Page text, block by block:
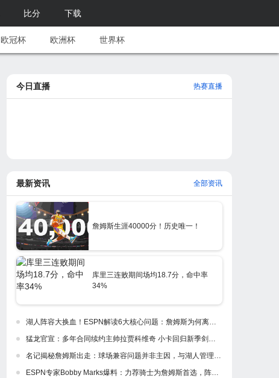
比分 下载
欧冠杯 欧洲杯 世界杯
今日直播 热赛直播
最新资讯 全部资讯
詹姆斯生涯40000分！历史唯一！
库里三连败期间场均18.7分，命中率
34%
湖人阵容大换血！ESPN解读6大核心问题：詹姆斯为何离开紫金军
猛龙官宣：多年合同续约主帅拉贾科维奇 小卡回归新季剑指冲冠
名记揭秘詹姆斯出走：球场兼容问题并非主因，与湖人管理层多年隔阂才是真正导火索
ESPN专家Bobby Marks爆料：力荐骑士为詹姆斯首选，阵容完美适配，家乡情怀加分